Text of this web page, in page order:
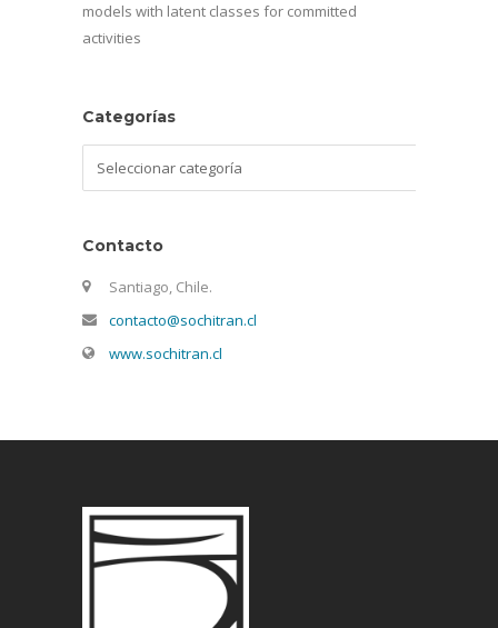
models with latent classes for committed
activities
Categorías
Contacto
Santiago, Chile.
contacto@sochitran.cl
www.sochitran.cl